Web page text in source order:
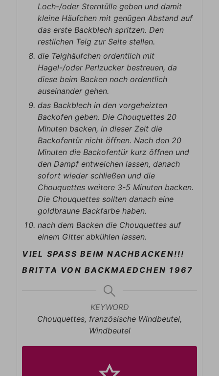
Loch-/oder Sterntülle geben und damit
kleine Häufchen mit genügen Abstand auf
das erste Backblech spritzen. Den
restlichen Teig zur Seite stellen.
die Teighäufchen ordentlich mit
Hagel-/oder Perlzucker bestreuen, da
diese beim Backen noch ordentlich
auseinander gehen.
das Backblech in den vorgeheizten
Backofen geben. Die Chouquettes 20
Minuten backen, in dieser Zeit die
Backofentür nicht öffnen. Nach den 20
Minuten die Backofentür kurz öffnen und
den Dampf entweichen lassen, danach
sofort wieder schließen und die
Chouquettes weitere 3-5 Minuten backen.
Die Chouquettes sollten danach eine
goldbraune Backfarbe haben.
nach dem Backen die Chouquettes auf
einem Gitter abkühlen lassen.
VIEL SPASS BEIM NACHBACKEN!!!
BRITTA VON BACKMAEDCHEN 1967
KEYWORD
Chouquettes, französische Windbeutel,
Windbeutel